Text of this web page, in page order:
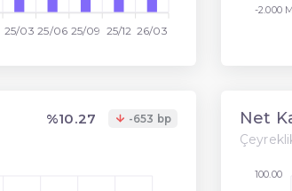
25/03 25/06 25/09 25/12 26/03
-2.000
%10.27 -653 bp Net
100.00